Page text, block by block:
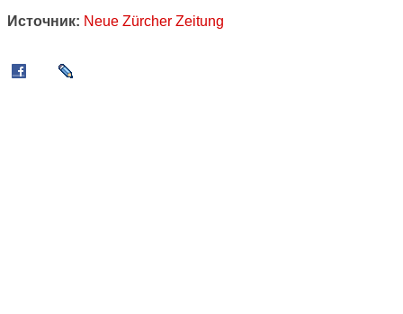
Источник: Neue Zürcher Zeitung